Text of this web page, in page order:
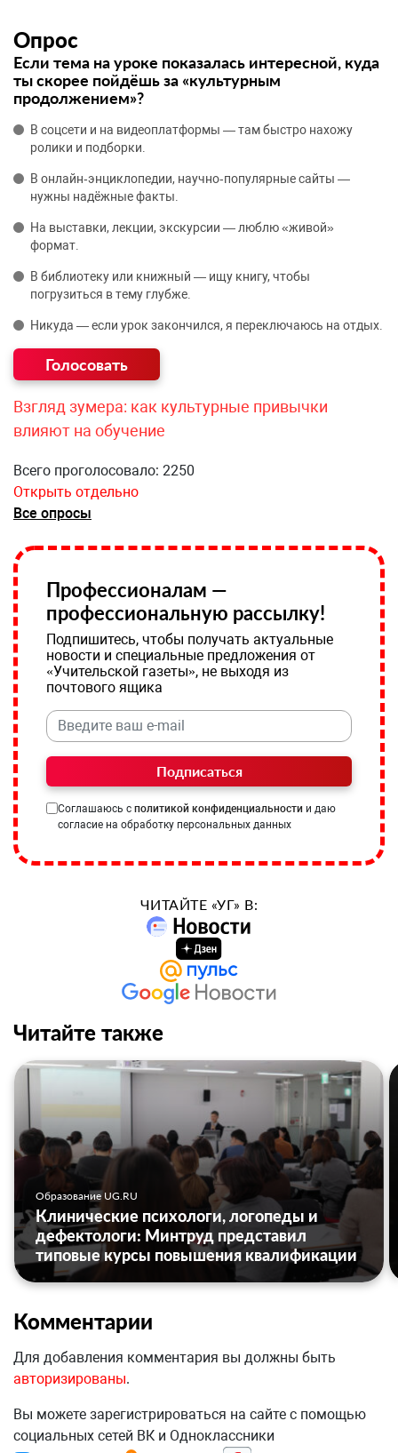
Опрос
Если тема на уроке показалась интересной, куда
ты скорее пойдёшь за «культурным
продолжением»?
В соцсети и на видеоплатформы — там быстро нахожу
ролики и подборки.
В онлайн‑энциклопедии, научно‑популярные сайты —
нужны надёжные факты.
На выставки, лекции, экскурсии — люблю «живой»
формат.
В библиотеку или книжный — ищу книгу, чтобы
погрузиться в тему глубже.
Никуда — если урок закончился, я переключаюсь на отдых.
Взгляд зумера: как культурные привычки
влияют на обучение
Всего проголосовало: 2250
Открыть отдельно
Все опросы
Профессионалам —
профессиональную рассылку!
Подпишитесь, чтобы получать актуальные
новости и специальные предложения от
«Учительской газеты», не выходя из
почтового ящика
Подписаться
Соглашаюсь с политикой конфиденциальности и даю
согласие на обработку персональных данных
ЧИТАЙТЕ «УГ» В:
Читайте также
Образование UG.RU
Клинические психологи, логопеды и
дефектологи: Минтруд представил
типовые курсы повышения квалификации
Комментарии
Для добавления комментария вы должны быть
авторизированы.
Вы можете зарегистрироваться на сайте с помощью
социальных сетей ВК и Одноклассники